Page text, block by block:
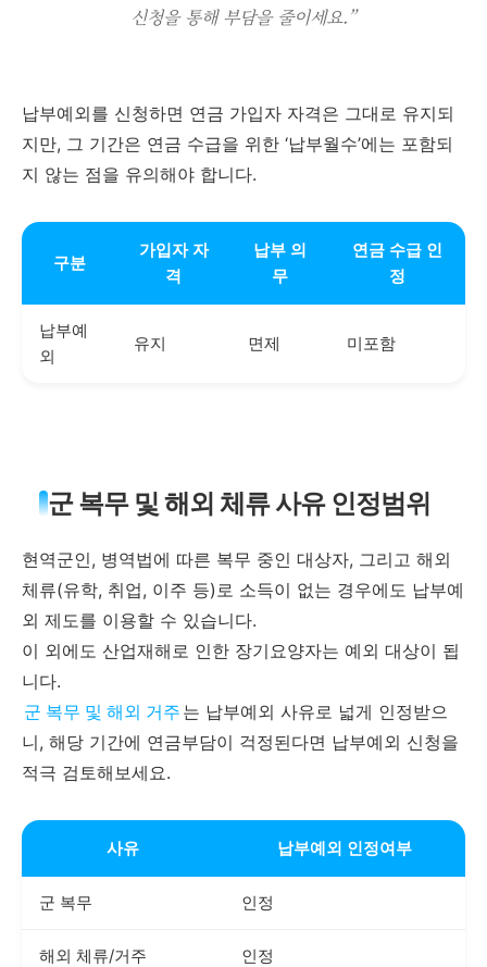
신청을 통해 부담을 줄이세요.”
납부예외를 신청하면 연금 가입자 자격은 그대로 유지되
지만, 그 기간은 연금 수급을 위한 ‘납부월수’에는 포함되
지 않는 점을 유의해야 합니다.
구분
가입자 자
격
납부 의
무
연금 수급 인
정
납부예
외
유지 면제 미포함
군 복무 및 해외 체류 사유 인정범위
현역군인, 병역법에 따른 복무 중인 대상자, 그리고 해외
체류(유학, 취업, 이주 등)로 소득이 없는 경우에도 납부예
외 제도를 이용할 수 있습니다.
이 외에도 산업재해로 인한 장기요양자는 예외 대상이 됩
니다.
군 복무 및 해외 거주 는 납부예외 사유로 넓게 인정받으
니, 해당 기간에 연금부담이 걱정된다면 납부예외 신청을
적극 검토해보세요.
사유 납부예외 인정여부
군 복무 인정
해외 체류/거주 인정